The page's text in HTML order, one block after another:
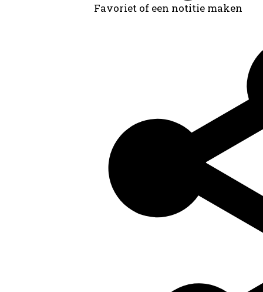
Favoriet of een notitie maken